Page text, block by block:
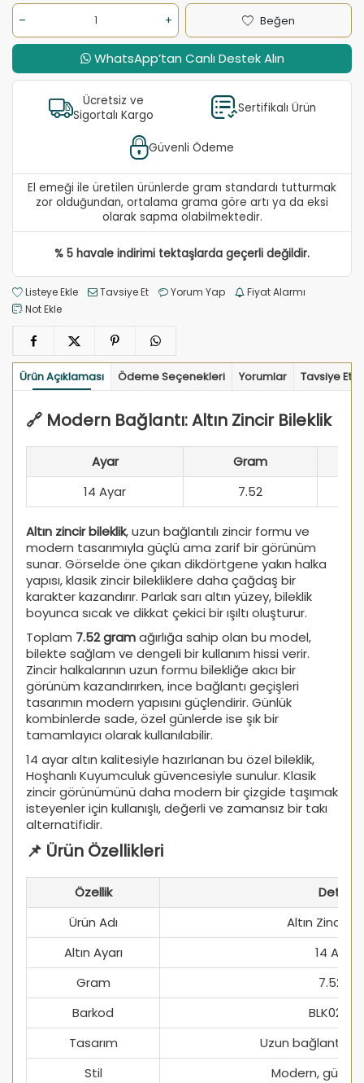
Beğen
WhatsApp’tan Canlı Destek Alın
Ücretsiz ve
Sigortalı Kargo
Sertifikalı Ürün
Güvenli Ödeme
El emeği ile üretilen ürünlerde gram standardı tutturmak
zor olduğundan, ortalama grama göre artı ya da eksi
olarak sapma olabilmektedir.
% 5 havale indirimi tektaşlarda geçerli değildir.
Listeye Ekle Tavsiye Et Yorum Yap
Fiyat Alarmı
Not Ekle
Ürün Açıklaması Ödeme Seçenekleri Yorumlar Tavsiye Et
🔗 Modern Bağlantı: Altın Zincir Bileklik
Ayar
Gram
14 Ayar
7.52
Altın zincir bileklik, uzun bağlantılı zincir formu ve
modern tasarımıyla güçlü ama zarif bir görünüm
sunar. Görselde öne çıkan dikdörtgene yakın halka
yapısı, klasik zincir bilekliklere daha çağdaş bir
karakter kazandırır. Parlak sarı altın yüzey, bileklik
boyunca sıcak ve dikkat çekici bir ışıltı oluşturur.
Toplam 7.52 gramağırlığa sahip olan bu model,
bilekte sağlam ve dengeli bir kullanım hissi verir.
Zincir halkalarının uzun formu bilekliğe akıcı bir
görünüm kazandırırken, ince bağlantı geçişleri
tasarımın modern yapısını güçlendirir. Günlük
kombinlerde sade, özel günlerde ise şık bir
tamamlayıcı olarak kullanılabilir.
14 ayar altın kalitesiyle hazırlanan bu özel bileklik,
Hoşhanlı Kuyumculuk güvencesiyle sunulur. Klasik
zincir görünümünü daha modern bir çizgide taşımak
isteyenler için kullanışlı, değerli ve zamansız bir takı
alternatifidir.
📌 Ürün Özellikleri
Özellik
Detay
Ürün Adı
Altın Zincir
Altın Ayarı
14 Ayar
Gram
7.52 g
Barkod
BLK02587
Tasarım
Uzun bağlantılı
Stil
Modern, güçlü